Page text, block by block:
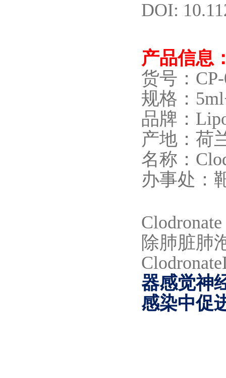
DOI:
产品信息
货号：
规格：
品牌：
产地：荷
名称：
办事处：
除肺脏肺
器感觉神
感染中促